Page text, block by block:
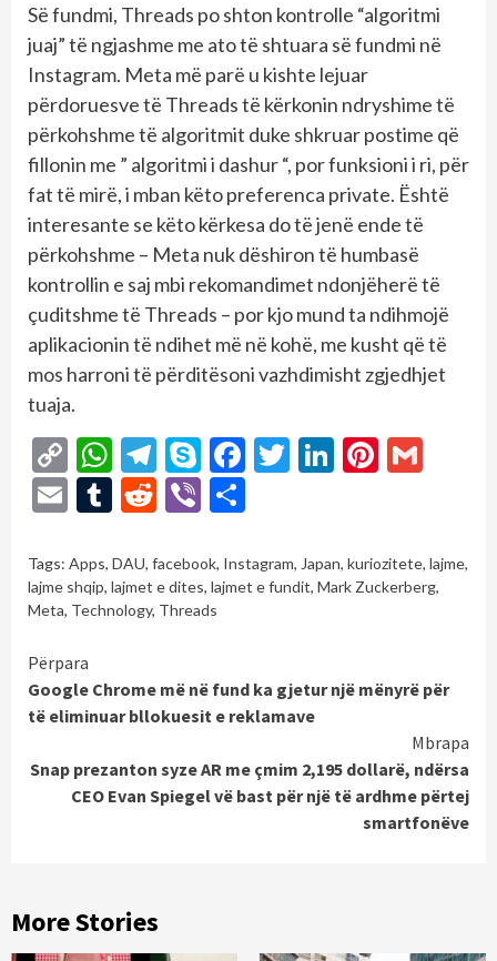
Së fundmi, Threads po shton kontrolle “algoritmi
juaj” të ngjashme me ato të shtuara së fundmi në
Instagram. Meta më parë u kishte lejuar
përdoruesve të Threads të kërkonin ndryshime të
përkohshme të algoritmit duke shkruar postime që
fillonin me ” algoritmi i dashur “, por funksioni i ri, për
fat të mirë, i mban këto preferenca private. Është
interesante se këto kërkesa do të jenë ende të
përkohshme – Meta nuk dëshiron të humbasë
kontrollin e saj mbi rekomandimet ndonjëherë të
çuditshme të Threads – por kjo mund ta ndihmojë
aplikacionin të ndihet më në kohë, me kusht që të
mos harroni të përditësoni vazhdimisht zgjedhjet
tuaja.
Copy
Link
WhatsApp
Telegram
SkypeFacebook
Twitter
LinkedIn
EmailTumblr
Reddit
Viber
Tags: Apps, DAU, facebook, Instagram, Japan, kuriozitete, lajme,
lajme shqip, lajmet e dites, lajmet e fundit, Mark Zuckerberg,
Meta, Technology, Threads
Continue
Reading
Përpara
Google Chrome më në fund ka gjetur një mënyrë për
të eliminuar bllokuesit e reklamave
Mbrapa
Snap prezanton syze AR me çmim 2,195 dollarë, ndërsa
CEO Evan Spiegel vë bast për një të ardhme përtej
smartfonëve
More Stories